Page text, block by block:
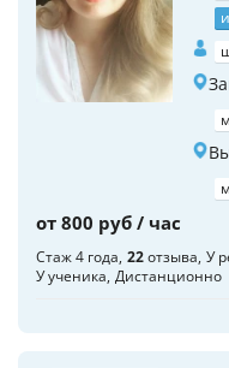
от 800 руб / час
Стаж 4 года 22отзыва У
У ученика Дистанционно